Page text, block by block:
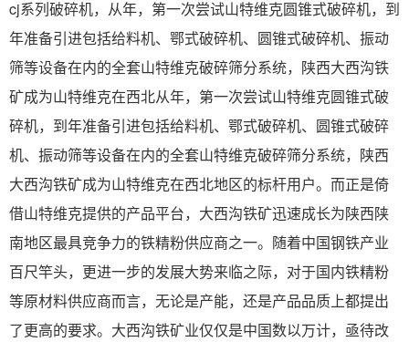
cj系列破碎机，从年，第一次尝试山特维克圆锥式破碎机，到
年准备引进包括给料机、鄂式破碎机、圆锥式破碎机、振动
筛等设备在内的全套山特维克破碎筛分系统，陕西大西沟铁
矿成为山特维克在西北从年，第一次尝试山特维克圆锥式破
碎机，到年准备引进包括给料机、鄂式破碎机、圆锥式破碎
机、振动筛等设备在内的全套山特维克破碎筛分系统，陕西
大西沟铁矿成为山特维克在西北地区的标杆用户。而正是倚
借山特维克提供的产品平台，大西沟铁矿迅速成长为陕西陕
南地区最具竞争力的铁精粉供应商之一。随着中国钢铁产业
百尺竿头，更进一步的发展大势来临之际，对于国内铁精粉
等原材料供应商而言，无论是产能，还是产品品质上都提出
了更高的要求。大西沟铁矿业仅仅是中国数以万计，亟待改